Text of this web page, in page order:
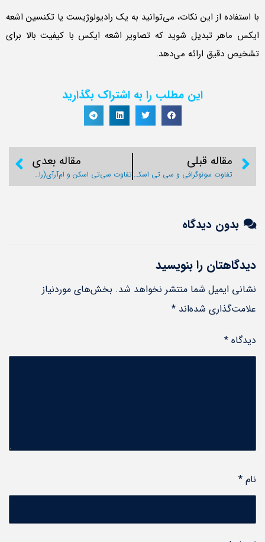
با استفاده از این نکات، می‌توانید به یک رادیولوژیست یا تکنسین اشعه
ایکس ماهر تبدیل شوید که تصاویر اشعه ایکس با کیفیت بالا برای
تشخیص دقیق ارائه می‌دهد.
این مطلب را به اشتراک بگذارید
مقاله قبلی
تفاوت سونوگرافی و سی تی اسکن چیست؟
مقاله بعدی
تفاوت سی‌تی اسکن و ام‌آر‌آی(راهنمایی جامع)
بدون دیدگاه
دیدگاهتان را بنویسید
نشانی ایمیل شما منتشر نخواهد شد. بخش‌های موردنیاز
علامت‌گذاری شده‌اند *
دیدگاه *
نام *